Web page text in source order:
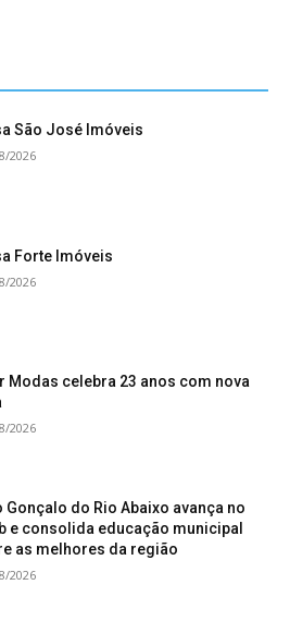
São José Imóveis
2026
Forte Imóveis
2026
Modas celebra 23 anos com nova
2026
Gonçalo do Rio Abaixo avança no
e consolida educação municipal
as melhores da região
2026